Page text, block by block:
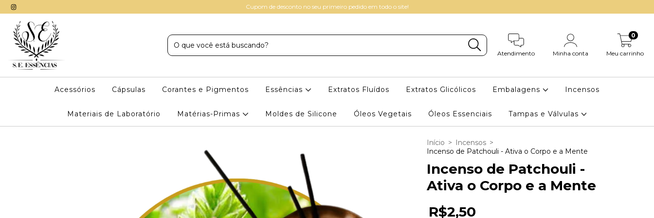
Cupom de desconto no seu primeiro pedido em todo o site!
Atendimento Minha conta Meu carrinho
0
Acessórios Cápsulas Corantes e Pigmentos Essências Extratos Fluídos Extratos Glicólicos Embalagens Incensos
Materiais de Laboratório Matérias-Primas Moldes de Silicone Óleos Vegetais Óleos Essenciais Tampas e Válvulas
Início > Incensos >
Incenso de Patchouli - Ativa o Corpo e a Mente
Incenso de Patchouli -
Ativa o Corpo e a Mente
R$2,50